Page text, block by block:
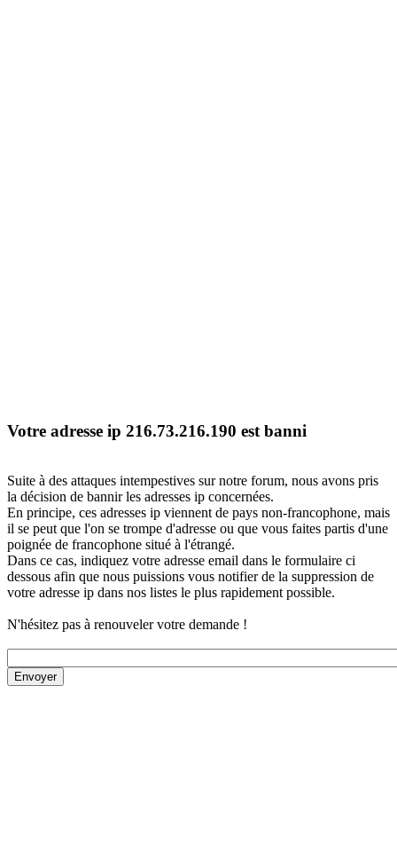
Votre adresse ip 216.73.216.190 est banni
Suite à des attaques intempestives sur notre forum, nous avons pris
la décision de bannir les adresses ip concernées.
En principe, ces adresses ip viennent de pays non-francophone, mais
il se peut que l'on se trompe d'adresse ou que vous faites partis d'une
poignée de francophone situé à l'étrangé.
Dans ce cas, indiquez votre adresse email dans le formulaire ci
dessous afin que nous puissions vous notifier de la suppression de
votre adresse ip dans nos listes le plus rapidement possible.
N'hésitez pas à renouveler votre demande !